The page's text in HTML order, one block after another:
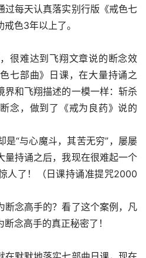
过每天认真落实别行版《戒色七
色3年以上了。
很难达到飞翔文章说的断念效
七部曲》日课，在大量持诵之
界和飞翔描述的一模一样：斩杀
念，做到了《戒为良药》说的
“与心魔斗，其苦无穷”，屡屡
量持诵之后，我现在很难起一个
人了！（日课持诵准提咒2000
断念高手的？看了这个案例，凡
念高手的真正秘密了！